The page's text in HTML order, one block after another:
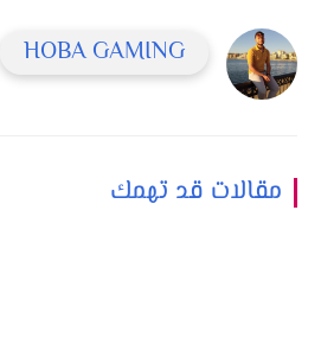
HOBA GAMING
مقالات قد تهمك